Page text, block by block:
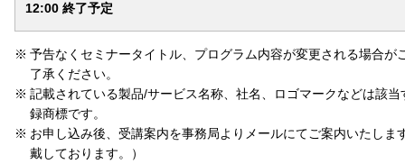
12:00 終了予定
※ 予告なくセミナータイトル、プログラム内容が変更される場合が
了承ください。
※ 記載されている製品/サービス名称、社名、ロゴマークなどは該
録商標です。
※ お申し込み後、受講案内を事務局よりメールにてご案内いたしま
戴しております。）